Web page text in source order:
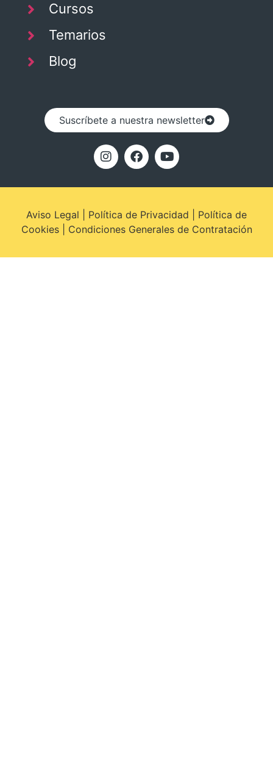
Cursos
Temarios
Blog
Suscríbete a nuestra newsletter
Aviso Legal Política de Privacidad
Política de
Cookies| Condiciones Generales de Contratación